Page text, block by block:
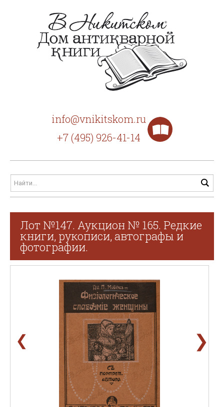
info@vnikitskom.ru
+7 (495) 926-41-14
Лот №147. Аукцион № 165. Редкие
книги, рукописи, автографы и
фотографии.
❮ ❯